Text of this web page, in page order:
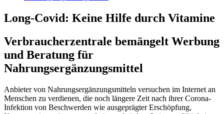
Long-Covid: Keine Hilfe durch Vitamine
Verbraucherzentrale bemängelt Werbung
und Beratung für
Nahrungsergänzungsmittel
Anbieter von Nahrungsergänzungsmitteln versuchen im Internet an
Menschen zu verdienen, die noch längere Zeit nach ihrer Corona-
Infektion von Beschwerden wie ausgeprägter Erschöpfung,